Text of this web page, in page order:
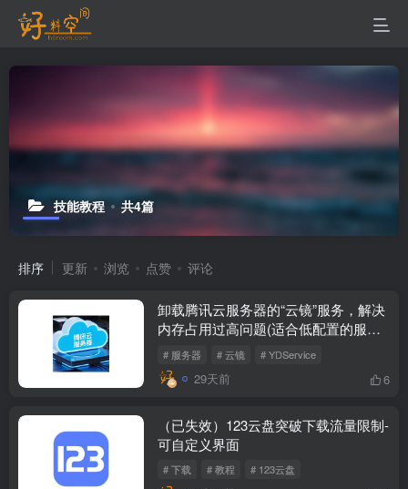
技能教程 共4篇
排序 更新 浏览 点赞 评论
卸载腾讯云服务器的“云镜”服务，解决
内存占用过高问题(适合低配置的服务
器)
# 服务器 # 云镜 # YDService
29天前 6
（已失效）123云盘突破下载流量限制-
可自定义界面
# 下载 # 教程 # 123云盘